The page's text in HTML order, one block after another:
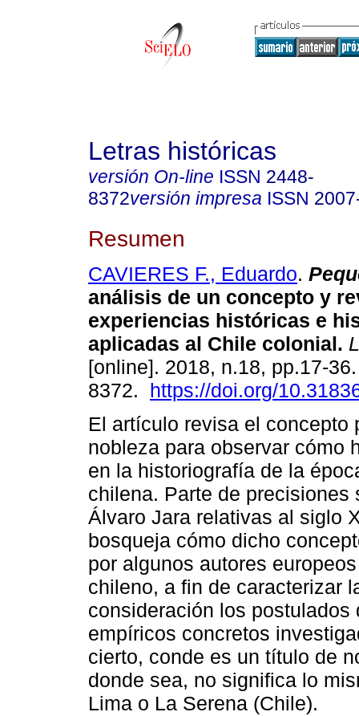
Letras históricas
versión On-line ISSN 2448-
8372versión impresa ISSN
Resumen
CAVIERES F., Eduardo.
análisis de un concepto y
experiencias históricas e
aplicadas al Chile colonial.
[online]. 2018, n.18, pp.17-
8372. https://doi.org/
El artículo revisa el concepto
nobleza para observar cómo
en la historiografía de la
chilena. Parte de precisiones
Álvaro Jara relativas al siglo
bosqueja cómo dicho
por algunos autores
chileno, a fin de caracterizar
consideración los
empíricos concretos
cierto, conde es un título de
donde sea, no significa lo
Lima o La Serena (Chile).